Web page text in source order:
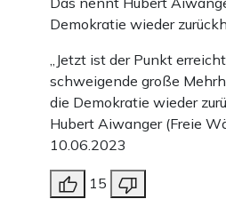
Demokratie wieder
„Jetzt ist der Punkt
schweigende große
die Demokratie wieder
Hubert Aiwanger (Freie
10.06.2023
15